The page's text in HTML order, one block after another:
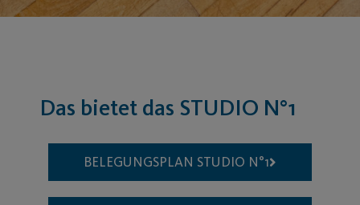
Das bietet das STUDIO N°1
BELEGUNGSPLAN STUDIO N°1​